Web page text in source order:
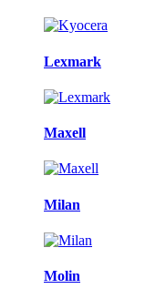
Lexmark
Maxell
Milan
Molin